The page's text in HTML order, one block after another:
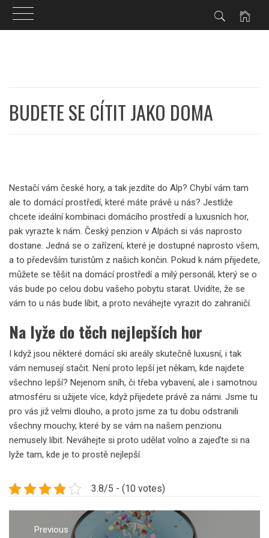
BUDETE SE CÍTIT JAKO DOMA
Nestačí vám české hory, a tak jezdíte do Alp? Chybí vám tam
ale to domácí prostředí, které máte právě u nás? Jestliže
chcete ideální kombinaci domácího prostředí a luxusních hor,
pak vyrazte k nám. Český penzion v Alpách si vás naprosto
dostane. Jedná se o zařízení, které je dostupné naprosto všem,
a to především turistům z našich končin. Pokud k nám přijedete,
můžete se těšit na domácí prostředí a milý personál, který se o
vás bude po celou dobu vašeho pobytu starat. Uvidíte, že se
vám to u nás bude líbit, a proto neváhejte vyrazit do zahraničí.
Na lyže do těch nejlepších hor
I když jsou některé domácí ski areály skutečně luxusní, i tak
vám nemusejí stačit. Není proto lepší jet někam, kde najdete
všechno lepší? Nejenom sníh, či třeba vybavení, ale i samotnou
atmosféru si užijete více, když přijedete právě za námi. Jsme tu
pro vás již velmi dlouho, a proto jsme za tu dobu odstranili
všechny mouchy, které by se vám na našem penzionu
nemusely líbit. Neváhejte si proto udělat volno a zajeďte si na
lyže tam, kde je to prostě nejlepší.
3.8/5 - (10 votes)
Navigace
Previous